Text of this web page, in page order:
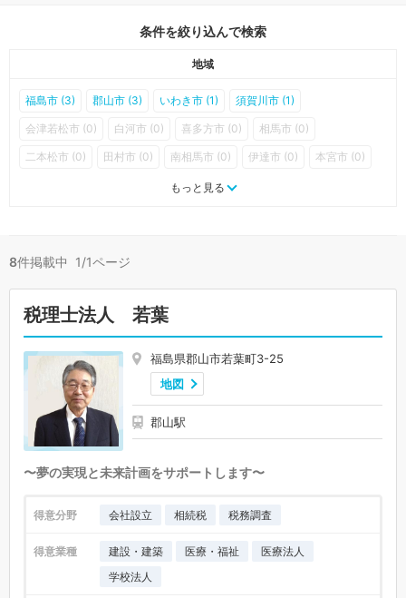
条件を絞り込んで検索
地域
福島市 (3) 郡山市 (3) いわき市 (1) 須賀川市 (1)
会津若松市 (0) 白河市 (0) 喜多方市 (0) 相馬市 (0)
二本松市 (0) 田村市 (0) 南相馬市 (0) 伊達市 (0) 本宮市 (0)
川俣町 (0) 大玉村 (0)
会津坂下町 (0) 湯川村 (0)
矢吹町 (0) 棚倉町 (0) 矢祭町 (0)
石川町 (0) 玉川村 (0) 平田村 (0) 浅川町 (0)
三春町 (0) 小野町 (0) 広野町 (0)
川内村 (0) 大熊町 (0) 双葉町 (0) 浪江町 (0) 葛尾村 (0)
新地町 (0) 飯舘村 (0)
もっと見る
8件掲載中 1/1ページ
税理士法人 若葉
福島県郡山市若葉町3-25
地図
郡山駅
〜夢の実現と未来計画をサポートします〜
得意分野 会社設立 相続税 税務調査
得意業種 建設・建築 医療・福祉
医療法人
学校法人